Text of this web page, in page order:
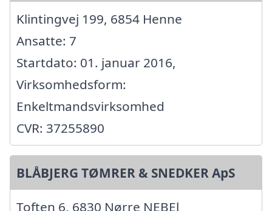
Klintingvej 199, 6854 Henne
Ansatte: 7
Startdato: 01. januar 2016,
Virksomhedsform:
Enkeltmandsvirksomhed
CVR: 37255890
BLÅBJERG TØMRER & SNEDKER ApS
Toften 6, 6830 Nørre NEBEl